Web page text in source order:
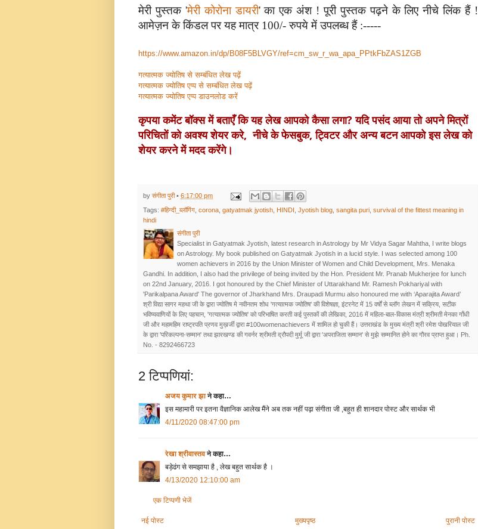
मेरी पुस्तक 'मेरी कोरोना डायरी' का एक अंश ! पूरी पुस्तक पढ़ने के लिए नीचे लिंक हैं !
आमेज़न के किंडल पर यह मात्र 100/- रुपये में उपलब्ध हैं :-----
https://www.amazon.in/dp/B08F5BLVGY/ref=cm_sw_r_wa_apa_PPtkFbZAS1ZGB
गत्यात्मक ज्योतिष से सम्बंधित लेख पढ़ें
गत्यात्मक ज्योतिष एप्प से सम्बंधित लेख पढ़ें
गत्यात्मक ज्योतिष एप्प डाउनलोड करें
कृपया कमेंट बॉक्स में बताएँ कि यह लेख आपको कैसा लगा? यदि पसंद आया तो अपने मित्रों
परिचितों को अवश्य शेयर करे,  नीचे के फेसबुक, ट्विटर और अन्य बटन आपको इस लेख को
शेयर करने में मदद करेंगे।
by संगीता पुरी• 6:17:00 pm
Tags: #हिन्दी_ब्लॉगिंग corona gatyatmak jyotish HINDI Jyotish blog sangita puri survival of the fittest meaning in
hindi
संगीता पुरी
Specialist in Gatyatmak Jyotish, latest research in Astrology by Mr Vidya Sagar Mahtha, I write blogs
on Astrology. My book published on Gatyatmak Jyotish in a lucid style. I was selected among 100
women achievers in 2016 by the Union Minister of Women and Child Development, Mrs. Menaka
Gandhi. In addition, I also had the privilege of being invited by the Hon. President Mr. Pranab Mukherjee for lunch
on 22nd January, 2016. I got honoured by the Chief Minister of Uttarakhand Mr. Ramesh Pokhariyal with
'Parikalpana Award' The governor of Jharkhand Mrs. Draupadi Murmu also honoured me with ‘Aparajita Award’
श्री विद्या सागर महथा जी के द्वारा ज्योतिष मे नवीनतम शोध 'गत्यात्मक ज्योतिष' की विशेषज्ञा, इंटरनेट में 15 वर्षों से ब्लॉग लेखन में सक्रिय, सटीक
भविष्यवाणियों के लिए पहचान, 'गत्यात्मक ज्योतिष' को परिभाषित करती कई पुस्तकों की लेखिका, 2016 में महिला-बाल-विकास मंत्री श्रीमती मेनका गाँधी
जी और महामहिम राष्ट्रपति प्रणव मुख़र्जी द्वारा #100womenachievers में शामिल हो चुकी हैं। उत्तराखंड के मुख्य मंत्री श्री रमेश पोखरियाल जी
के द्वारा 'परिकल्पना-सम्मान' तथा झारखण्ड की गवर्नर श्रीमती द्रौपदी मुर्मू जी द्वारा 'अपराजिता सम्मान' से मुझे सम्मानित होने का गौरव प्राप्त हुआ। Ph.
No. - 8292466723
2 टिप्‍पणियां:
अजय कुमार झाने कहा…
इस महामारी पर इतना वैज्ञानिक आलेख मैंने अब तक नहीं पढ़ा संगीता जी ,बहुत ही शानदार पोस्ट और सार्थक भी
4/11/2020 08:47:00 pm
रेखा श्रीवास्तवने कहा…
बड़ेढंग से समझाया है , लेख बहुत सार्थक है ।
4/13/2020 12:10:00 am
एक टिप्पणी भेजें
नई पोस्ट पुरानी पोस्ट
मुख्यपृष्ठ